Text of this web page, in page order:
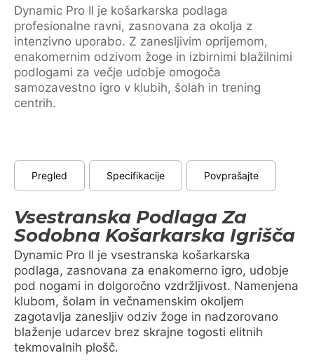
Dynamic Pro II je košarkarska podlaga
profesionalne ravni, zasnovana za okolja z
intenzivno uporabo. Z zanesljivim oprijemom,
enakomernim odzivom žoge in izbirnimi blažilnimi
podlogami za večje udobje omogoča
samozavestno igro v klubih, šolah in trening
centrih.
Pregled Specifikacije Povprašajte
Vsestranska Podlaga Za
Sodobna Košarkarska Igrišča
Dynamic Pro II je vsestranska košarkarska
podlaga, zasnovana za enakomerno igro, udobje
pod nogami in dolgoročno vzdržljivost. Namenjena
klubom, šolam in večnamenskim okoljem
zagotavlja zanesljiv odziv žoge in nadzorovano
blaženje udarcev brez skrajne togosti elitnih
tekmovalnih plošč.